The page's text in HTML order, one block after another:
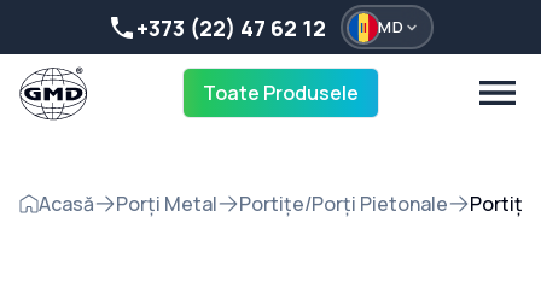
+373 (22) 47 62 12 MD
Toate Produsele
Acasă Porți Metal Portițe/Porți Pietonale Portiță